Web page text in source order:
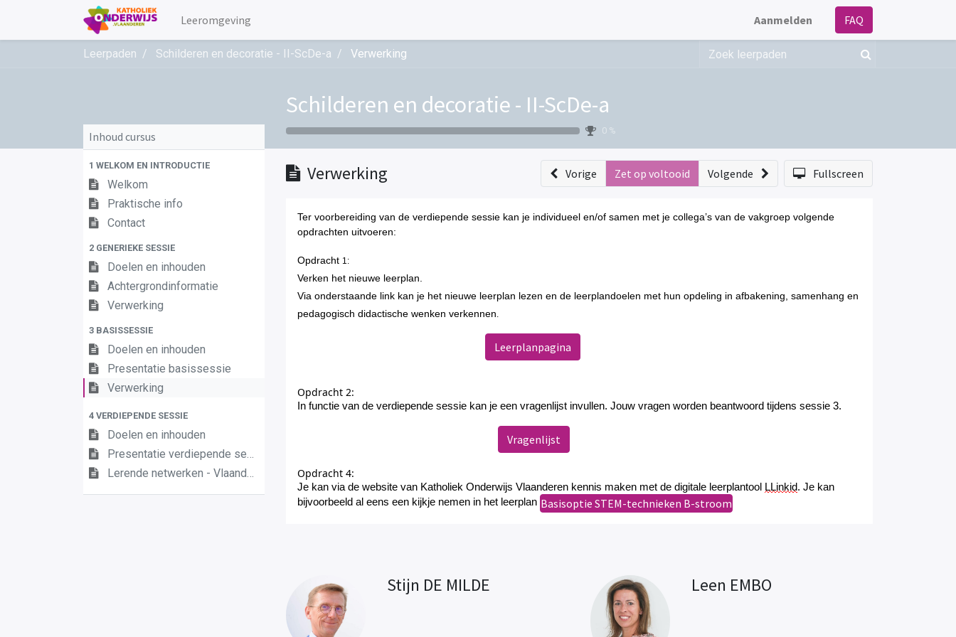
Leeromgeving Aanmelden FAQ
Leerpaden Schilderen en decoratie - II-ScDe-a Verwerking
Schilderen en decoratie - II-ScDe-a
0 %
Inhoud cursus
1 WELKOM EN INTRODUCTIE
Welkom
Praktische info
Contact
2 GENERIEKE SESSIE
Doelen en inhouden
Achtergrondinformatie
Verwerking
3 BASISSESSIE
Doelen en inhouden
Presentatie basissessie
Verwerking
4 VERDIEPENDE SESSIE
Doelen en inhouden
Presentatie verdiepende sessie (vergeet jou niet aan te melden)
Lerende netwerken - Vlaanderenbreed
Verwerking Vorige Zet op voltooid Volgende Fullscreen
Ter voorbereiding van de verdiepende sessie kan je individueel en/of samen met je collega’s van de vakgroep volgende
opdrachten uitvoeren:
Opdracht 1:
Verken het nieuwe leerplan.
Via onderstaande link kan je het nieuwe leerplan lezen en de leerplandoelen met hun opdeling in afbakening, samenhang en
pedagogisch didactische wenken verkennen.
Leerplanpagina
Opdracht 2:
In functie van de verdiepende sessie kan je een vragenlijst invullen. Jouw vragen worden beantwoord tijdens sessie 3.
Vragenlijst
Opdracht 4:
Je kan via de website van Katholiek Onderwijs Vlaanderen kennis maken met de digitale leerplantool LLinkid. Je kan
bijvoorbeeld al eens een kijkje nemen in het leerplan Basisoptie STEM-technieken B-stroom
Stijn DE MILDE Leen EMBO